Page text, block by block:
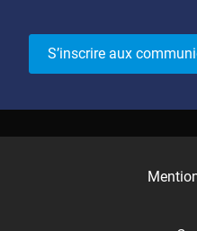
S’inscrire aux